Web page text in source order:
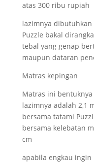
atas 300 ribu rupiah
lazimnya
Puzzle bakal
tebal yang genap
maupun dataran
Matras kepingan
Matras ini
lazimnya adalah 2,1
bersama tatami
bersama kelebatan
cm
apabila engkau